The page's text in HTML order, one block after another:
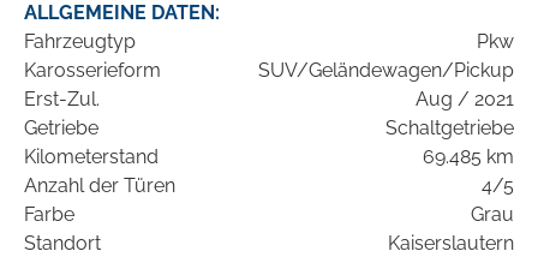
ALLGEMEINE DATEN:
Fahrzeugtyp
Pkw
Karosserieform
SUV/Geländewagen/Pickup
Erst-Zul.
Aug / 2021
Getriebe
Schaltgetriebe
Kilometerstand
69.485 km
Anzahl der Türen
4/5
Farbe
Grau
Standort
Kaiserslautern